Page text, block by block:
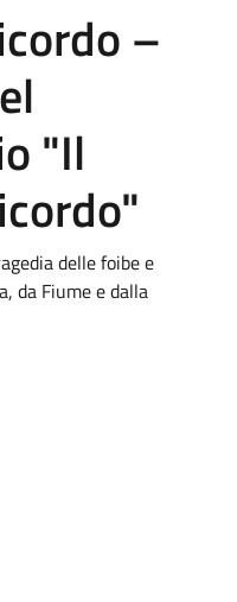
–
"Il
delle foibe e
da Fiume e dalla